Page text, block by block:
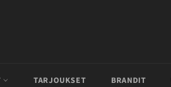
TARJOUKSET BRANDIT